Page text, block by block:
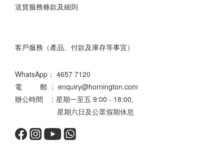
送貨服務條款及細則
客戶服務（產品、付款及庫存等事宜）
WhatsApp： 4657 7120
電 郵 ： enquiry@hornington.com
辦公時間 ：星期一至五 9:00 - 18:00,
星期六日及公眾假期休息